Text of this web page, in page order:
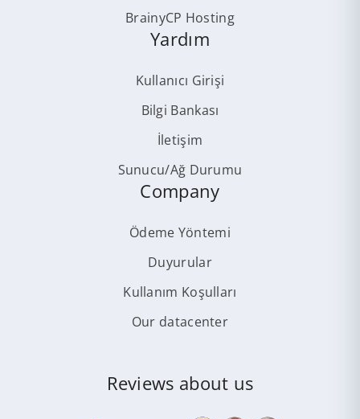
BrainyCP Hosting
Yardım
Kullanıcı Girişi
Bilgi Bankası
İletişim
Sunucu/Ağ Durumu
Company
Ödeme Yöntemi
Duyurular
Kullanım Koşulları
Our datacenter
Reviews about us